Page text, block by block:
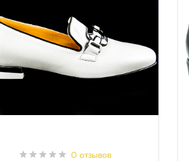
0 отзывов